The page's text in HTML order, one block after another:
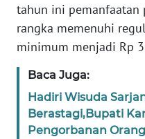
tahun ini pemanfaatan
rangka memenuhi
minimum menjadi Rp
Baca Juga:
Hadiri Wisuda
Berastagi,Bupati
Pengorbanan
PAPUA
BARAT
RIAU
WN
SERAMBI